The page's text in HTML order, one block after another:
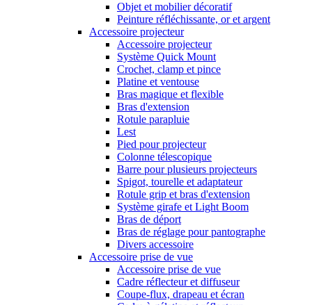
Objet et mobilier décoratif
Peinture réfléchissante, or et argent
Accessoire projecteur
Accessoire projecteur
Système Quick Mount
Crochet, clamp et pince
Platine et ventouse
Bras magique et flexible
Bras d'extension
Rotule parapluie
Lest
Pied pour projecteur
Colonne télescopique
Barre pour plusieurs projecteurs
Spigot, tourelle et adaptateur
Rotule grip et bras d'extension
Système girafe et Light Boom
Bras de déport
Bras de réglage pour pantographe
Divers accessoire
Accessoire prise de vue
Accessoire prise de vue
Cadre réflecteur et diffuseur
Coupe-flux, drapeau et écran